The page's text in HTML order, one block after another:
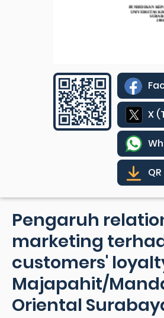
X
Pengaruh
marketing
customers'
Majapahit/
Oriental